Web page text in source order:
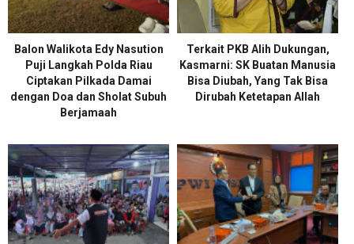
Balon Walikota Edy Nasution
Puji Langkah Polda Riau
Ciptakan Pilkada Damai
dengan Doa dan Sholat Subuh
Berjamaah
Terkait PKB Alih Dukungan,
Kasmarni: SK Buatan Manusia
Bisa Diubah, Yang Tak Bisa
Dirubah Ketetapan Allah